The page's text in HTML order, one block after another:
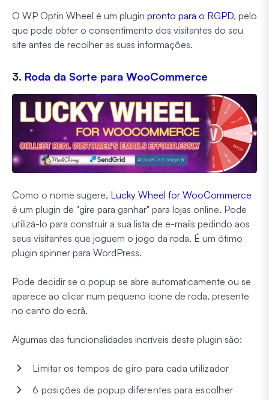
O WP Optin Wheel é um plugin pronto para o RGPD, pelo
que pode obter o consentimento dos visitantes do seu
site antes de recolher as suas informações.
3. Roda da Sorte para WooCommerce
Como o nome sugere, Lucky Wheel for WooCommerce
é um plugin de "gire para ganhar" para lojas online. Pode
utilizá-lo para construir a sua lista de e-mails pedindo aos
seus visitantes que joguem o jogo da roda. É um ótimo
plugin spinner para WordPress.
Pode decidir se o popup se abre automaticamente ou se
aparece ao clicar num pequeno ícone de roda, presente
no canto do ecrã.
Algumas das funcionalidades incríveis deste plugin são:
Limitar os tempos de giro para cada utilizador
6 posições de popup diferentes para escolher